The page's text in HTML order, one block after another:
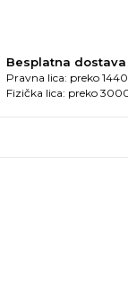
Besplatna dostava
Pravna lica: preko
Fizička lica: preko